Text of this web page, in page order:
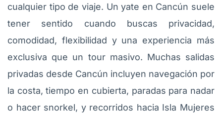
cualquier tipo de viaje. Un yate en Cancún suele
tener sentido cuando buscas privacidad,
comodidad, flexibilidad y una experiencia más
exclusiva que un tour masivo. Muchas salidas
privadas desde Cancún incluyen navegación por
la costa, tiempo en cubierta, paradas para nadar
o hacer snorkel, y recorridos hacia Isla Mujeres